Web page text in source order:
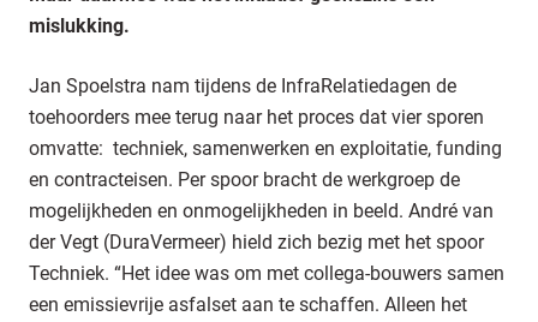
mislukking.
Jan Spoelstra nam tijdens de InfraRelatiedagen de
toehoorders mee terug naar het proces dat vier sporen
omvatte: techniek, samenwerken en exploitatie, funding
en contracteisen. Per spoor bracht de werkgroep de
mogelijkheden en onmogelijkheden in beeld. André van
der Vegt (DuraVermeer) hield zich bezig met het spoor
Techniek. “Het idee was om met collega-bouwers samen
een emissievrije asfalset aan te schaffen. Alleen het